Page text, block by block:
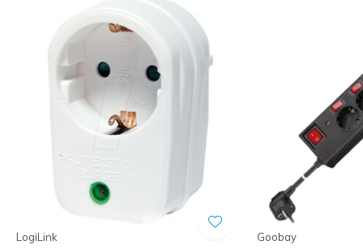
LogiLink Goobay